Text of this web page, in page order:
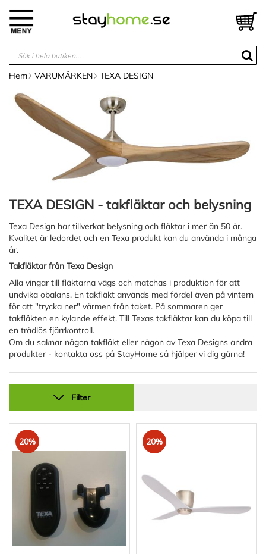
innehållet
Hem VARUMÄRKEN TEXA DESIGN
TEXA DESIGN - takfläktar och belysning
Texa Design har tillverkat belysning och fläktar i mer än 50 år.
Kvalitet är ledordet och en Texa produkt kan du använda i många
år.
Takfläktar från Texa Design
Alla vingar till fläktarna vägs och matchas i produktion för att
undvika obalans. En takfläkt används med fördel även på vintern
för att "trycka ner" värmen från taket. På sommaren ger
takfläkten en kylande effekt. Till Texas takfläktar kan du köpa till
en trådlös fjärrkontroll.
Om du saknar någon takfläkt eller någon av Texa Designs andra
produkter - kontakta oss på StayHome så hjälper vi dig gärna!
Filter
20% 20%